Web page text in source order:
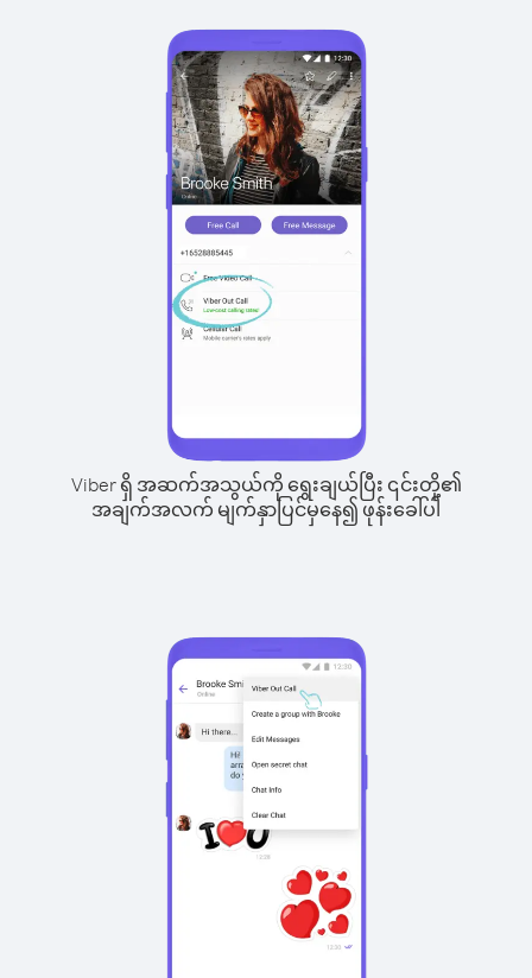
Viber ရှိ အဆက်အသွယ်ကို ရွေးချယ်ပြီး ၎င်းတို့၏
အချက်အလက် မျက်နှာပြင်မှနေ၍ ဖုန်းခေါ်ပါ